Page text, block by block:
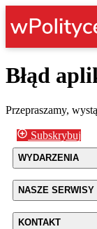
Błąd
Przepraszamy,
Subskrybuj
WYDARZENIA
NASZE SERWISY
KONTAKT